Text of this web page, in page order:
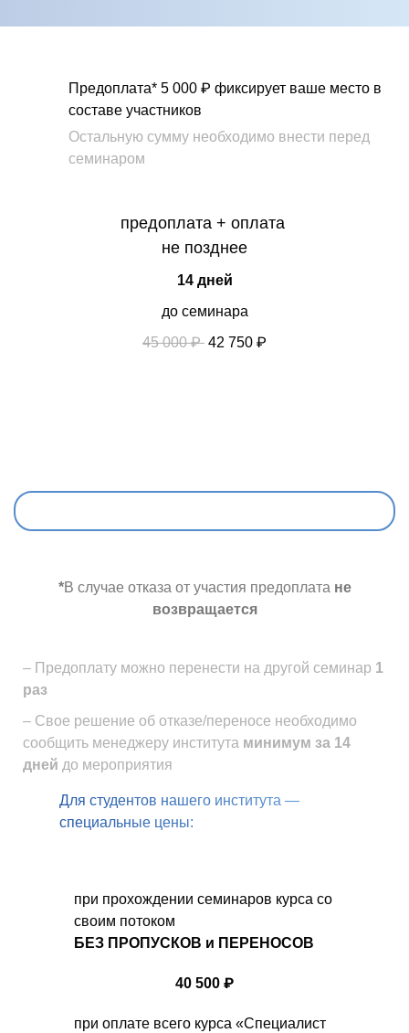
Предоплата* 5 000 ₽ фиксирует ваше место в
составе участников
Остальную сумму необходимо внести перед
семинаром
предоплата + оплата
не позднее
14 дней
до семинара
45 000 ₽ 42 750 ₽
*В случае отказа от участия предоплата не
возвращается
– Предоплату можно перенести на другой семинар 1
раз
– Свое решение об отказе/переносе необходимо
сообщить менеджеру института минимум за 14
дней до мероприятия
Для студентов нашего института —
специальные цены:
при прохождении семинаров курса со
своим потоком
БЕЗ ПРОПУСКОВ и ПЕРЕНОСОВ
40 500 ₽
при оплате всего курса «Специалист